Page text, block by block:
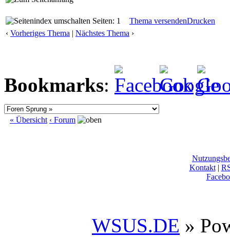
Seiten: 1 Thema versendenDrucken
‹ Vorheriges Thema | Nächstes Thema ›
Bookmarks:
« Übersicht ‹ Forum
Kontakt|
WSUS.DE »